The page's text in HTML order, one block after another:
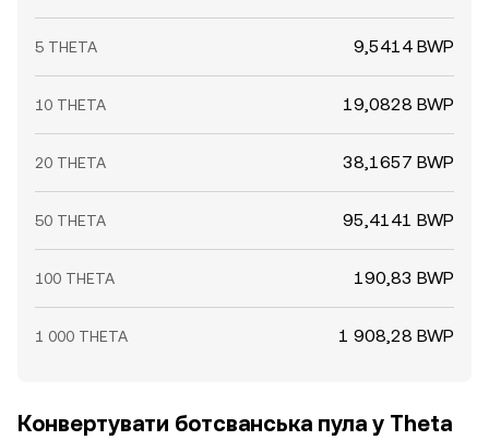
5 THETA 9,5414 BWP
10 THETA 19,0828 BWP
20 THETA 38,1657 BWP
50 THETA 95,4141 BWP
100 THETA 190,83 BWP
1 000 THETA 1 908,28 BWP
Конвертувати ботсванська пула у Theta